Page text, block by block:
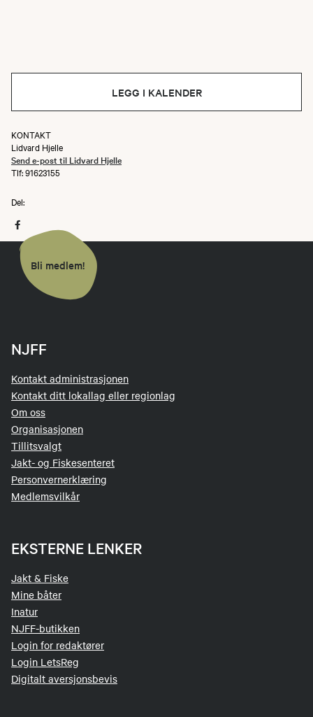
LEGG I KALENDER
KONTAKT
Lidvard Hjelle
Send e-post til Lidvard Hjelle
Tlf: 91623155
Del:
Bli medlem!
NJFF
Kontakt administrasjonen
Kontakt ditt lokallag eller regionlag
Om oss
Organisasjonen
Tillitsvalgt
Jakt- og Fiskesenteret
Personvernerklæring
Medlemsvilkår
EKSTERNE LENKER
Jakt & Fiske
Mine båter
Inatur
NJFF-butikken
Login for redaktører
Login LetsReg
Digitalt aversjonsbevis